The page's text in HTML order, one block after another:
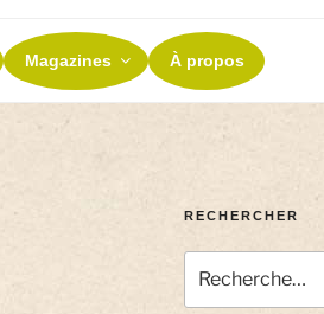
Magazines À propos
RECHERCHER